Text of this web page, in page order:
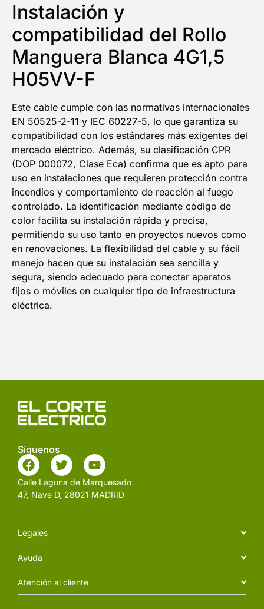
Instalación y
compatibilidad del Rollo
Manguera Blanca 4G1,5
H05VV-F
Este cable cumple con las normativas internacionales
EN 50525-2-11 y IEC 60227-5, lo que garantiza su
compatibilidad con los estándares más exigentes del
mercado eléctrico. Además, su clasificación CPR
(DOP 000072, Clase Eca) confirma que es apto para
uso en instalaciones que requieren protección contra
incendios y comportamiento de reacción al fuego
controlado. La identificación mediante código de
color facilita su instalación rápida y precisa,
permitiendo su uso tanto en proyectos nuevos como
en renovaciones. La flexibilidad del cable y su fácil
manejo hacen que su instalación sea sencilla y
segura, siendo adecuado para conectar aparatos
fijos o móviles en cualquier tipo de infraestructura
eléctrica.
Siguenos
Calle Laguna de Marquesado
47, Nave D, 28021 MADRID
Legales
Ayuda
Atención al cliente